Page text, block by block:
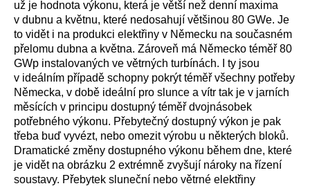
už je hodnota výkonu, která je větší než denní maxima
v dubnu a květnu, které nedosahují většinou 80 GWe. Je
to vidět i na produkci elektřiny v Německu na současném
přelomu dubna a května. Zároveň má Německo téměř 80
GWp instalovaných ve větrných turbínách. I ty jsou
v ideálním případě schopny pokrýt téměř všechny potřeby
Německa, v době ideální pro slunce a vítr tak je v jarních
měsících v principu dostupný téměř dvojnásobek
potřebného výkonu. Přebytečný dostupný výkon je pak
třeba buď vyvézt, nebo omezit výrobu u některých bloků.
Dramatické změny dostupného výkonu během dne, které
je vidět na obrázku 2 extrémně zvyšují nároky na řízení
soustavy. Přebytek sluneční nebo větrné elektřiny